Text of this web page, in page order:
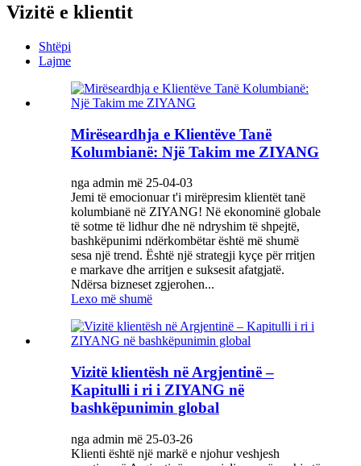
Vizitë e klientit
Shtëpi
Lajme
Mirëseardhja e Klientëve Tanë
Kolumbianë: Një Takim me ZIYANG
nga admin më 25-04-03
Jemi të emocionuar t'i mirëpresim klientët tanë
kolumbianë në ZIYANG! Në ekonominë globale
të sotme të lidhur dhe në ndryshim të shpejtë,
bashkëpunimi ndërkombëtar është më shumë
sesa një trend. Është një strategji kyçe për rritjen
e markave dhe arritjen e suksesit afatgjatë.
Ndërsa bizneset zgjerohen...
Lexo më shumë
Vizitë klientësh në Argjentinë –
Kapitulli i ri i ZIYANG në
bashkëpunimin global
nga admin më 25-03-26
Klienti është një markë e njohur veshjesh